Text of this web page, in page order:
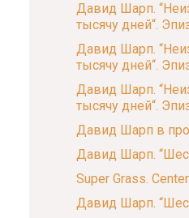
Давид Шарп.
тысячу дней“.
Давид Шарп.
тысячу дней“.
Давид Шарп.
тысячу дней“.
Давид Шарп в
Давид Шарп.
Super Grass.
Давид Шарп.